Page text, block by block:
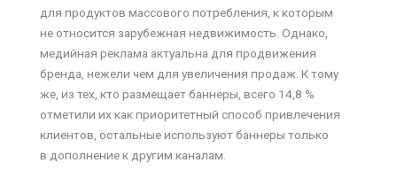
для продуктов массового потребления, к которым
не относится зарубежная недвижимость. Однако,
медийная реклама актуальна для продвижения
бренда, нежели чем для увеличения продаж. К тому
же, из тех, кто размещает баннеры, всего 14,8 %
отметили их как приоритетный способ привлечения
клиентов, остальные используют баннеры только
в дополнение к другим каналам.